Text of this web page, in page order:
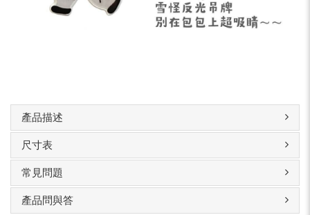
產品描述
尺寸表
常見問題
產品問與答